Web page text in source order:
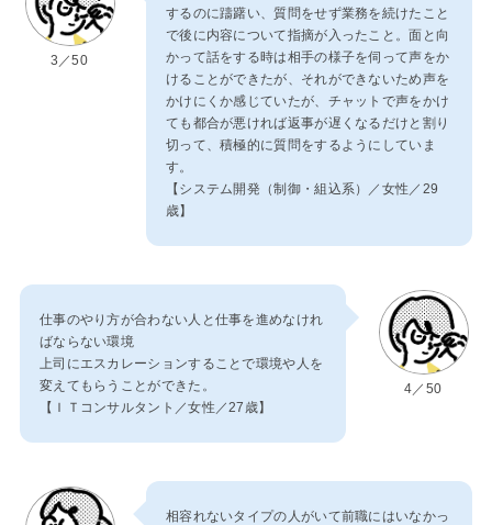
3／50
するのに躊躇い、質問をせず業務を続けたこと
で後に内容について指摘が入ったこと。面と向
かって話をする時は相手の様子を伺って声をか
けることができたが、それができないため声を
かけにくか感じていたが、チャットで声をかけ
ても都合が悪ければ返事が遅くなるだけと割り
切って、積極的に質問をするようにしていま
す。
【システム開発（制御・組込系）／女性／29
歳】
仕事のやり方が合わない人と仕事を進めなけれ
ばならない環境
上司にエスカレーションすることで環境や人を
変えてもらうことができた。
【ＩＴコンサルタント／女性／27歳】
4／50
相容れないタイプの人がいて前職にはいなかっ